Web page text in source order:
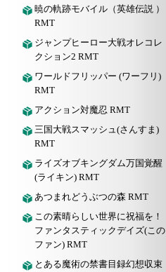
暁の軌跡モバイル（英雄伝説 ）
RMT
ジャンプヒーロー大戦オレコレ
クション2 RMT
ワールドフリッパー (ワーフリ)
RMT
アクション対魔忍 RMT
三国大戦スマッシュ(さんすま)
RMT
ライズオブキングダム万国覚醒
(ライキン) RMT
あつまれどうぶつの森 RMT
この素晴らしい世界に祝福を！
ファンタスティックデイズ(この
ファン) RMT
とある魔術の禁書目録幻想収束